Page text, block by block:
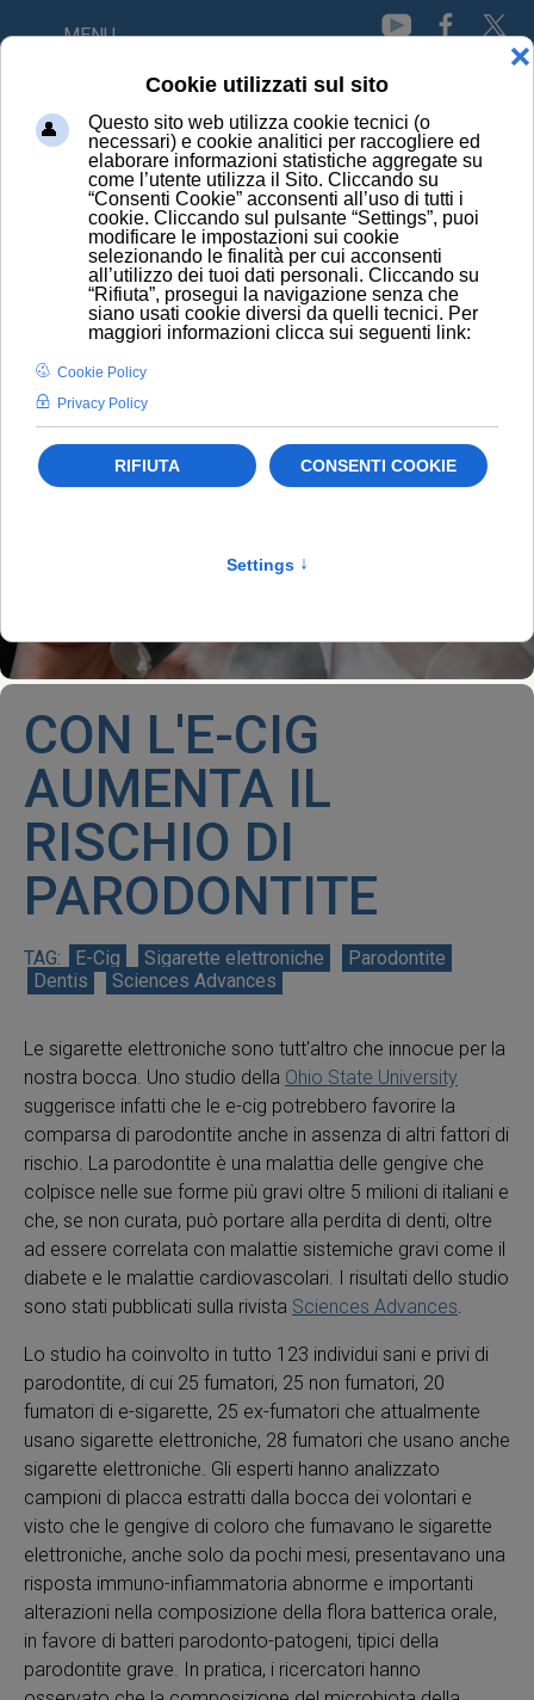
MENU
CON L'E-CIG AUMENTA IL RISCHIO DI PARODONTITE
CON L'E-CIG
AUMENTA IL
RISCHIO DI
PARODONTITE
E-Cig Sigarette elettroniche
Parodontite
Dentis
Sciences Advances
Le sigarette elettroniche sono tutt'altro che innocue per la
nostra bocca. Uno studio della Ohio State University
suggerisce infatti che le e-cig potrebbero favorire la
comparsa di parodontite anche in assenza di altri fattori di
rischio. La parodontite è una malattia delle gengive che
colpisce nelle sue forme più gravi oltre 5 milioni di italiani e
che, se non curata, può portare alla perdita di denti, oltre
ad essere correlata con malattie sistemiche gravi come il
diabete e le malattie cardiovascolari. I risultati dello studio
sono stati pubblicati sulla rivista Sciences Advances.
Lo studio ha coinvolto in tutto 123 individui sani e privi di
parodontite, di cui 25 fumatori, 25 non fumatori, 20
fumatori di e-sigarette, 25 ex-fumatori che attualmente
usano sigarette elettroniche, 28 fumatori che usano anche
sigarette elettroniche. Gli esperti hanno analizzato
campioni di placca estratti dalla bocca dei volontari e
visto che le gengive di coloro che fumavano le sigarette
elettroniche, anche solo da pochi mesi, presentavano una
risposta immuno-infiammatoria abnorme e importanti
alterazioni nella composizione della flora batterica orale,
in favore di batteri parodonto-patogeni, tipici della
parodontite grave. In pratica, i ricercatori hanno